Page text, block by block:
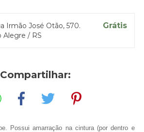
Irmão José Otão, 570.
Alegre / RS
Grátis
Compartilhar:
Possui amarração na cintura (por dentro e